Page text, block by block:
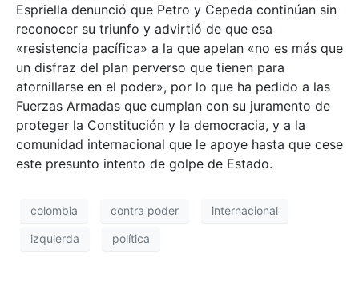
Espriella denunció que Petro y Cepeda continúan sin
reconocer su triunfo y advirtió de que esa
«resistencia pacífica» a la que apelan «no es más que
un disfraz del plan perverso que tienen para
atornillarse en el poder», por lo que ha pedido a las
Fuerzas Armadas que cumplan con su juramento de
proteger la Constitución y la democracia, y a la
comunidad internacional que le apoye hasta que cese
este presunto intento de golpe de Estado.
colombia contra poder internacional
izquierda política